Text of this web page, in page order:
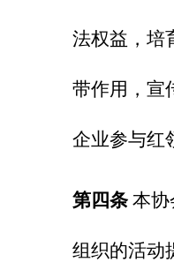
法权益，培
带作用，宣
企业参与红
第四条 本协
组织的活动